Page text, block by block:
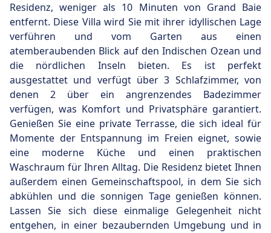
Residenz, weniger als 10 Minuten von Grand Baie
entfernt. Diese Villa wird Sie mit ihrer idyllischen Lage
verführen und vom Garten aus einen
atemberaubenden Blick auf den Indischen Ozean und
die nördlichen Inseln bieten. Es ist perfekt
ausgestattet und verfügt über 3 Schlafzimmer, von
denen 2 über ein angrenzendes Badezimmer
verfügen, was Komfort und Privatsphäre garantiert.
Genießen Sie eine private Terrasse, die sich ideal für
Momente der Entspannung im Freien eignet, sowie
eine moderne Küche und einen praktischen
Waschraum für Ihren Alltag. Die Residenz bietet Ihnen
außerdem einen Gemeinschaftspool, in dem Sie sich
abkühlen und die sonnigen Tage genießen können.
Lassen Sie sich diese einmalige Gelegenheit nicht
entgehen, in einer bezaubernden Umgebung und in